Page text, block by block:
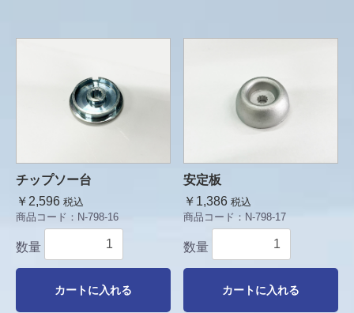
チップソー台
￥2,596 税込
商品コード： N-798-16
数量
カートに入れる
安定板
￥1,386 税込
商品コード： N-798-17
数量
カートに入れる